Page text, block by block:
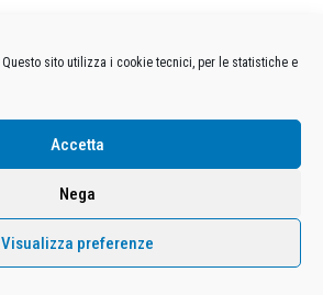
Questo sito utilizza i cookie tecnici, per le statistiche e
Accetta
Nega
Visualizza preferenze